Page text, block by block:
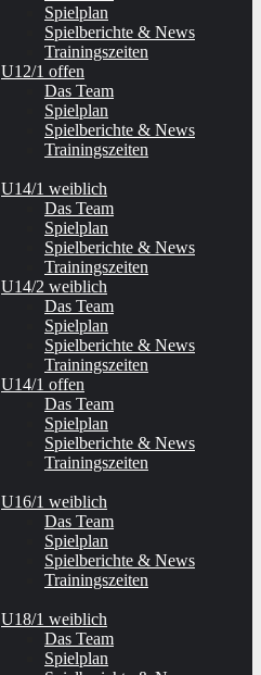
Spielplan
Spielberichte & News
Trainingszeiten
U12/1 offen
Das Team
Spielplan
Spielberichte & News
Trainingszeiten
U14/1 weiblich
Das Team
Spielplan
Spielberichte & News
Trainingszeiten
U14/2 weiblich
Das Team
Spielplan
Spielberichte & News
Trainingszeiten
U14/1 offen
Das Team
Spielplan
Spielberichte & News
Trainingszeiten
U16/1 weiblich
Das Team
Spielplan
Spielberichte & News
Trainingszeiten
U18/1 weiblich
Das Team
Spielplan